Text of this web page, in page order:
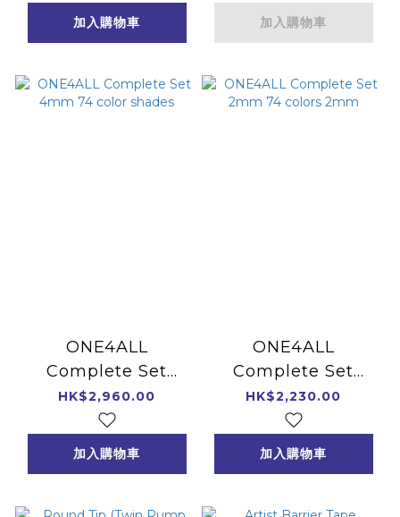
加入購物車 加入購物車
ONE4ALL
Complete Set
4mm 74 color
shades
HK$2,960.00
加入購物車
ONE4ALL
Complete Set
2mm 74 colors
2mm
HK$2,230.00
加入購物車